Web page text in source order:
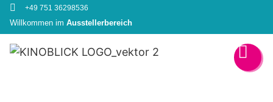
+49 751 36298536
Willkommen im Ausstellerbereich